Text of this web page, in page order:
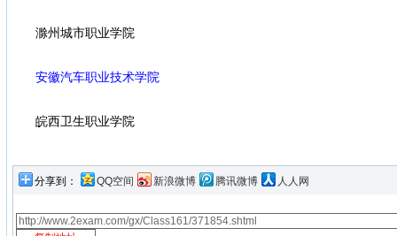
滁州城市职业学院
安徽汽车职业技术学院
皖西卫生职业学院
分享到： QQ空间 新浪微博 腾讯微博 人人网